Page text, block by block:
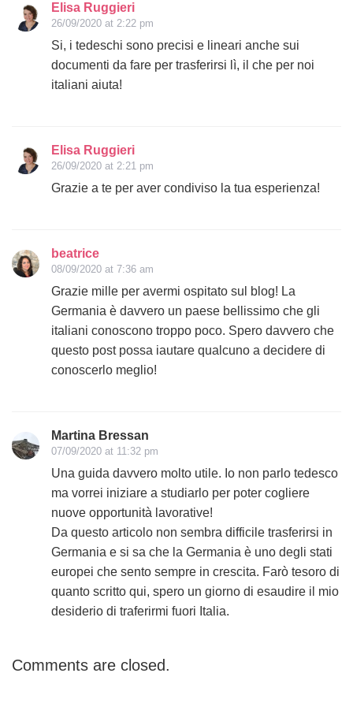
Elisa Ruggieri
26/09/2020 at 2:22 pm
Si, i tedeschi sono precisi e lineari anche sui
documenti da fare per trasferirsi lì, il che per noi
italiani aiuta!
Elisa Ruggieri
26/09/2020 at 2:21 pm
Grazie a te per aver condiviso la tua esperienza!
beatrice
08/09/2020 at 7:36 am
Grazie mille per avermi ospitato sul blog! La
Germania è davvero un paese bellissimo che gli
italiani conoscono troppo poco. Spero davvero che
questo post possa iautare qualcuno a decidere di
conoscerlo meglio!
Martina Bressan
07/09/2020 at 11:32 pm
Una guida davvero molto utile. Io non parlo tedesco
ma vorrei iniziare a studiarlo per poter cogliere
nuove opportunità lavorative!
Da questo articolo non sembra difficile trasferirsi in
Germania e si sa che la Germania è uno degli stati
europei che sento sempre in crescita. Farò tesoro di
quanto scritto qui, spero un giorno di esaudire il mio
desiderio di traferirmi fuori Italia.
Comments are closed.